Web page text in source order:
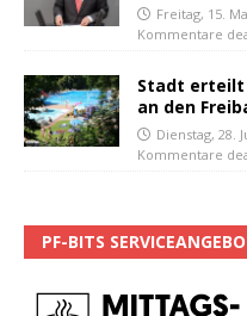
Freitag, 15.
Kommentare
Stadt erteilt
an den
Dienstag, 28.
Kommentare
PF-BITS